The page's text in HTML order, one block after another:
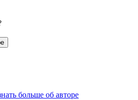
больше об авторе